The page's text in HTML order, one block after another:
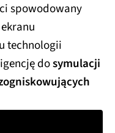
spowodowany
technologii
dosymulacji